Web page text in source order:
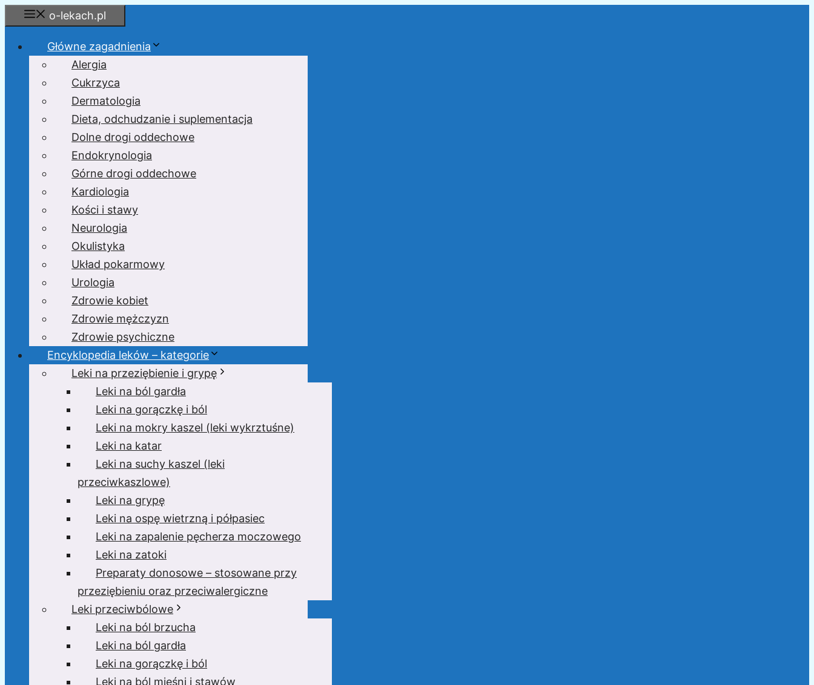
Przejdź
do
o-lekach.pl
Główne zagadnienia
Alergia
Cukrzyca
Dermatologia
Dieta, odchudzanie i suplementacja
Dolne drogi oddechowe
Endokrynologia
Górne drogi oddechowe
Kardiologia
Kości i stawy
Neurologia
Okulistyka
Układ pokarmowy
Urologia
Zdrowie kobiet
Zdrowie mężczyzn
Zdrowie psychiczne
Encyklopedia leków – kategorie
Leki na przeziębienie i grypę
Leki na ból gardła
Leki na gorączkę i ból
Leki na mokry kaszel (leki wykrztuśne)
Leki na katar
Leki na suchy kaszel (leki
przeciwkaszlowe)
Leki na grypę
Leki na ospę wietrzną i półpasiec
Leki na zapalenie pęcherza moczowego
Leki na zatoki
Preparaty donosowe – stosowane przy
przeziębieniu oraz przeciwalergiczne
Leki przeciwbólowe
Leki na ból brzucha
Leki na ból gardła
Leki na gorączkę i ból
Leki na ból mięśni i stawów